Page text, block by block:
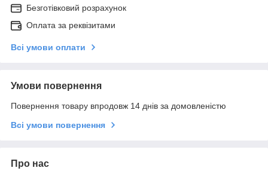
Безготівковий розрахунок
Оплата за реквізитами
Всі умови оплати
Умови повернення
Повернення товару впродовж 14 днів за домовленістю
Всі умови повернення
Про нас